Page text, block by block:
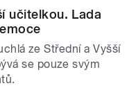
učitelkou. Lada
ze Střední a Vyšší
se pouze svým